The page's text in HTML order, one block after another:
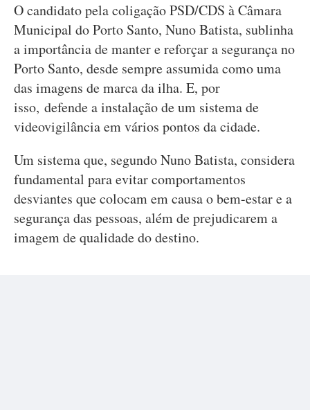
O candidato pela coligação PSD/CDS à Câmara
Municipal do Porto Santo, Nuno Batista, sublinha
a importância de manter e reforçar a segurança no
Porto Santo, desde sempre assumida como uma
das imagens de marca da ilha. E, por
isso, defende a instalação de um sistema de
videovigilância em vários pontos da cidade.
Um sistema que, segundo Nuno Batista, considera
fundamental para evitar comportamentos
desviantes que colocam em causa o bem-estar e a
segurança das pessoas, além de prejudicarem a
imagem de qualidade do destino.